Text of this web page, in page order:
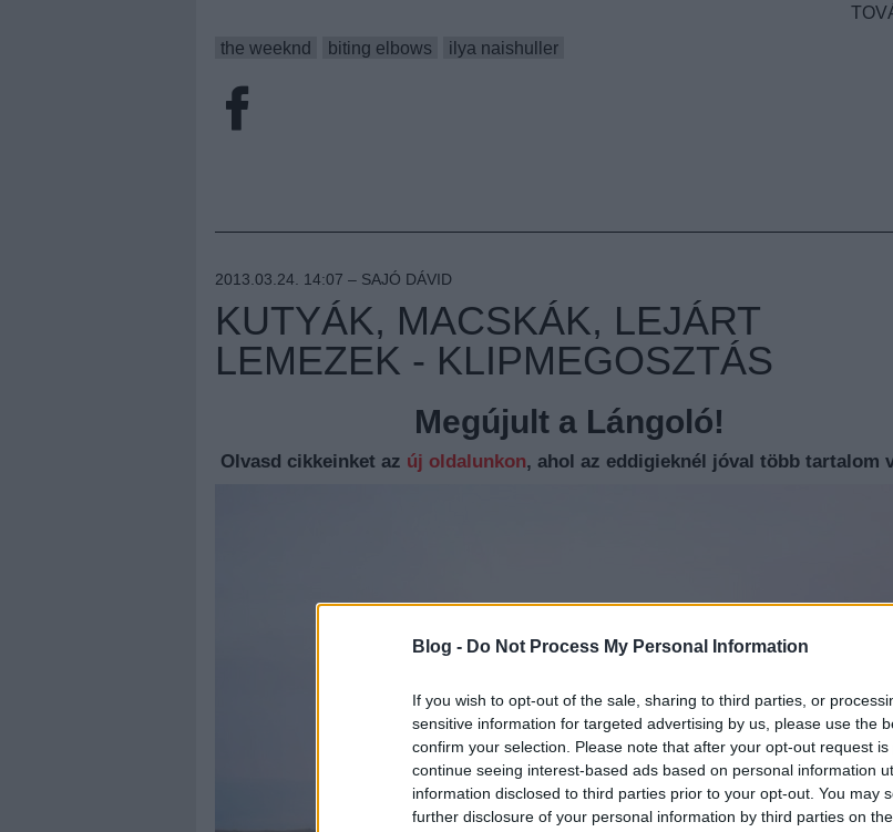
Blog - Do Not Process My Personal Information
If you wish to opt-out of the sale, sharing to third parties, or
sensitive information for targeted advertising by us, please use the
confirm your selection. Please note that after your opt-out request
continue seeing interest-based ads based on personal information
information disclosed to third parties prior to your opt-out. You may
further disclosure of your personal information by third parties on
the weeknd
biting elbows ilya naishuller
2013.03.24. 14:07 – SAJÓ DÁVID
KUTYÁK, MACSKÁK, LEJÁRT
LEMEZEK - KLIPMEGOSZTÁS
Megújult a Lángoló!
Olvasd cikkeinket az új oldalunkon, ahol az eddigieknél jóval több tartalom